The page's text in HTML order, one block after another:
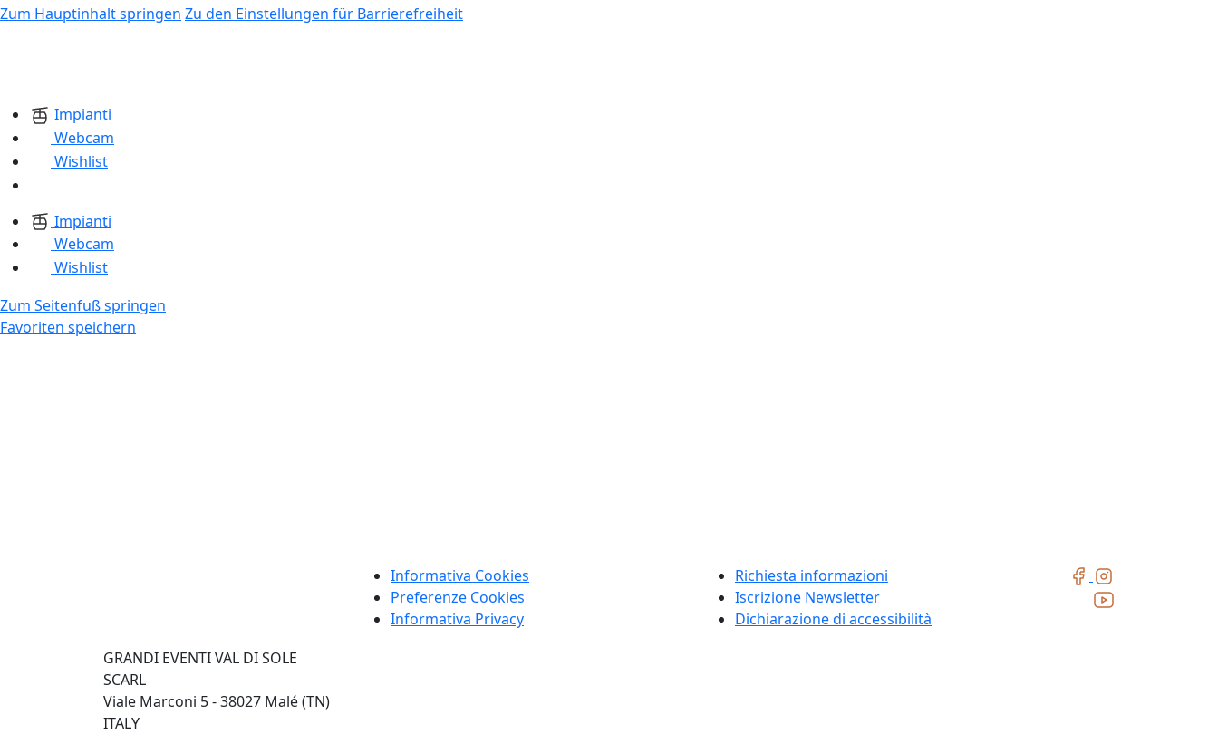
Zum Hauptinhalt springen Zu den Einstellungen für Barrierefreiheit
Impianti
Webcam
Wishlist
Impianti
Webcam
Wishlist
Zum Seitenfuß springen
Favoriten speichern
GRANDI EVENTI VAL DI SOLE
SCARL
Viale Marconi 5 - 38027 Malé (TN)
ITALY
Informativa Cookies
Preferenze Cookies
Informativa Privacy
Richiesta informazioni
Iscrizione Newsletter
Dichiarazione di accessibilità